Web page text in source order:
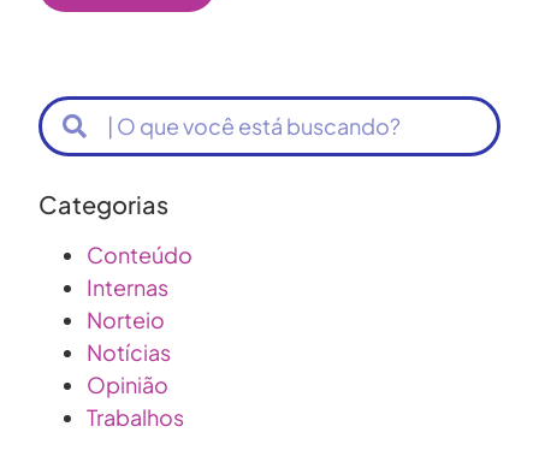
Categorias
Conteúdo
Internas
Norteio
Notícias
Opinião
Trabalhos